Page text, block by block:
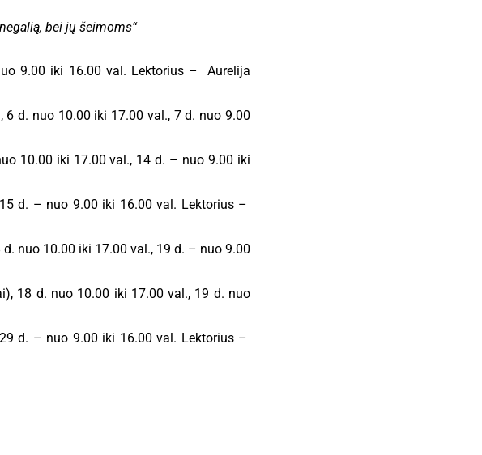
bei jų šeimoms“
9.00 iki 16.00 val. Lektorius – Aurelija
6 d. nuo 10.00 iki 17.00 val., 7 d. nuo 9.00
10.00 iki 17.00 val., 14 d. – nuo 9.00 iki
d. – nuo 9.00 iki 16.00 val. Lektorius –
nuo 10.00 iki 17.00 val., 19 d. – nuo 9.00
18 d. nuo 10.00 iki 17.00 val., 19 d. nuo
d. – nuo 9.00 iki 16.00 val. Lektorius –